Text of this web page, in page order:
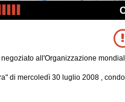
all'Organizzazione
di mercoledì 30 luglio 2008 ,